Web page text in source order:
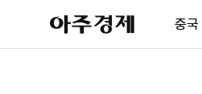
아
주
제
중국